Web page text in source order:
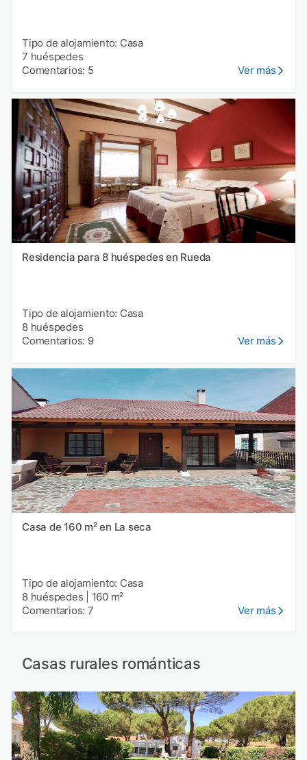
Tipo de alojamiento: Casa
7 huéspedes
Comentarios: 5
Ver más
Residencia para 8 huéspedes en Rueda
Tipo de alojamiento: Casa
8 huéspedes
Comentarios: 9
Ver más
Casa de 160 m² en La seca
Tipo de alojamiento: Casa
8 huéspedes
160 m²
Comentarios: 7
Ver más
Casas rurales románticas